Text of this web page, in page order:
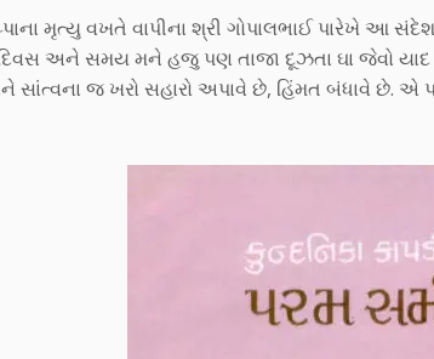
મૃત્યુ વખતે વાપીના શ્રી ગોપાલભાઈ પારેખે આ
અને સમય મને હજુ પણ તાજા દૂઝતા ઘા જેવો
સાંત્વના જ ખરો સહારો અપાવે છે, હિંમત બંધાવે છે. એ